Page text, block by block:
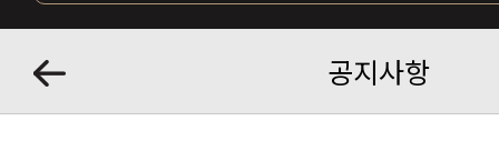
공지사항